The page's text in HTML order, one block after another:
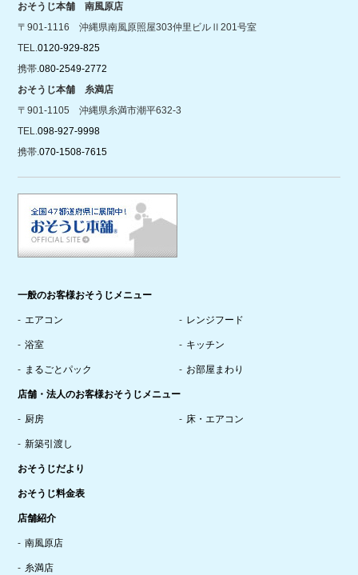
おそうじ本舗 南風原店
〒901-1116 沖縄県南風原照屋303仲里ビルⅡ201号室
TEL.0120-929-825
携帯.080-2549-2772
おそうじ本舗 糸満店
〒901-1105 沖縄県糸満市潮平632-3
TEL.098-927-9998
携帯.070-1508-7615
一般のお客様おそうじメニュー
エアコン レンジフード
浴室 キッチン
まるごとパック お部屋まわり
店舗・法人のお客様おそうじメニュー
厨房 床・エアコン
新築引渡し
おそうじだより
おそうじ料金表
店舗紹介
南風原店
糸満店